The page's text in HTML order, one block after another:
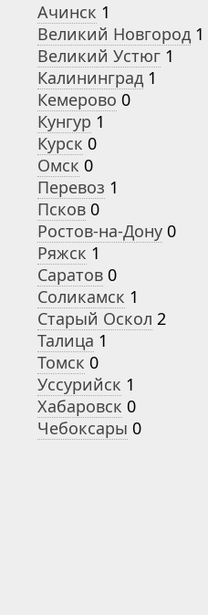
Ачинск 1
Великий Новгород 1
Великий Устюг 1
Калининград 1
Кемерово 0
Кунгур 1
Курск 0
Омск 0
Перевоз 1
Псков 0
Ростов-на-Дону 0
Ряжск 1
Саратов 0
Соликамск 1
Старый Оскол 2
Талица 1
Томск 0
Уссурийск 1
Хабаровск 0
Чебоксары 0